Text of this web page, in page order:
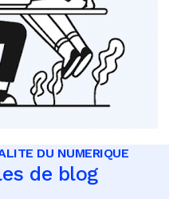
DU NUMERIQUE
de blog